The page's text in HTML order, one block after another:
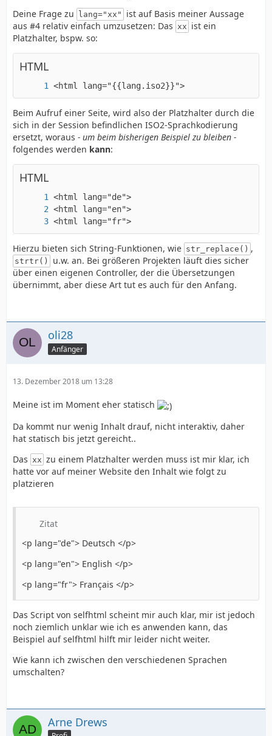
Deine Frage zu
lang="xx"
ist auf Basis meiner Aussage
aus #4 relativ einfach umzusetzen: Das xx ist ein
Platzhalter, bspw. so:
HTML
<html lang="{{lang.iso2}}">
Beim Aufruf einer Seite, wird also der Platzhalter durch die
sich in der Session befindlichen ISO2-Sprachkodierung
ersetzt, woraus - um beim bisherigen Beispiel zu bleiben -
folgendes werden kann:
HTML
<html lang="fr">
Hierzu bieten sich String-Funktionen, wie str_replace() ,
strtr()
u.w. an. Bei größeren Projekten läuft dies sicher
über einen eigenen Controller, der die Übersetzungen
übernimmt, aber diese Art tut es auch für den Anfang.
oli28
Anfänger
13. Dezember 2018 um 13:28
Meine ist im Moment eher statisch
Da kommt nur wenig Inhalt drauf, nicht interaktiv, daher
hat statisch bis jetzt gereicht..
Das xx zu einem Platzhalter werden muss ist mir klar, ich
hatte vor auf meiner Website den Inhalt wie folgt zu
platzieren
Zitat
<p lang="de"> Deutsch </p>
<p lang="en"> English </p>
<p lang="fr"> Français </p>
Das Script von selfhtml scheint mir auch klar, mir ist jedoch
noch ziemlich unklar wie ich es anwenden kann, das
Beispiel auf selfhtml hilft mir leider nicht weiter.
Wie kann ich zwischen den verschiedenen Sprachen
umschalten?
Arne Drews